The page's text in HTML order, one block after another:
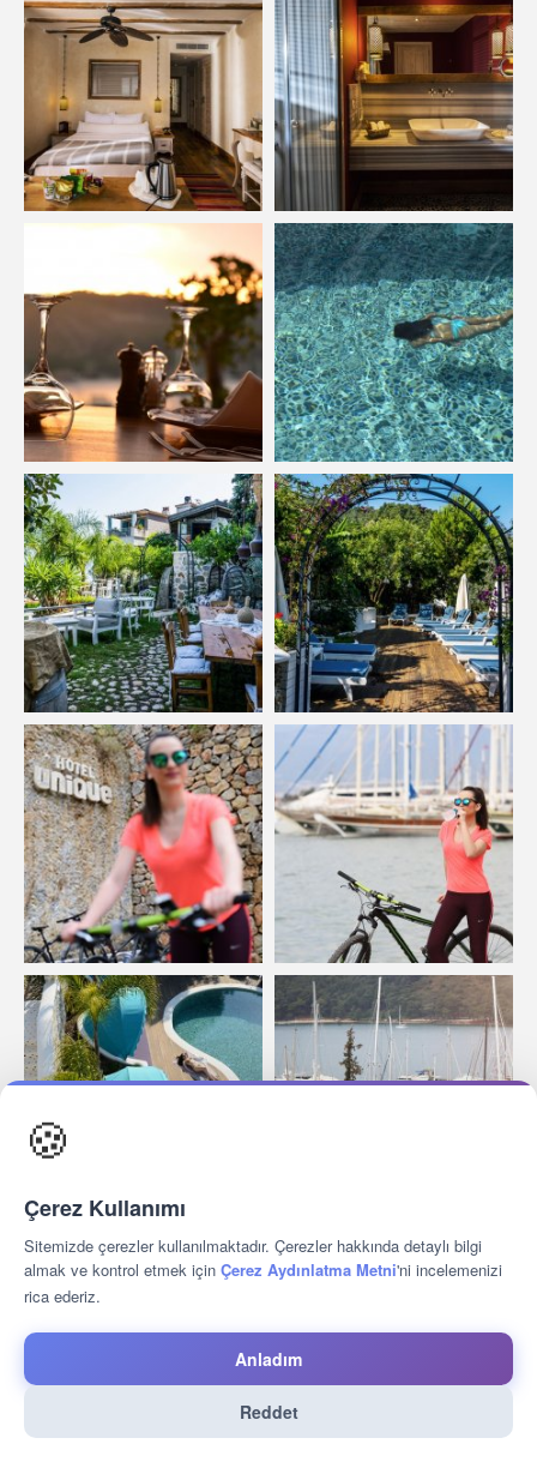
🍪
Çerez Kullanımı
Sitemizde çerezler kullanılmaktadır. Çerezler hakkında detaylı bilgi
almak ve kontrol etmek için Çerez Aydınlatma Metni'ni incelemenizi
rica ederiz.
Anladım
Reddet